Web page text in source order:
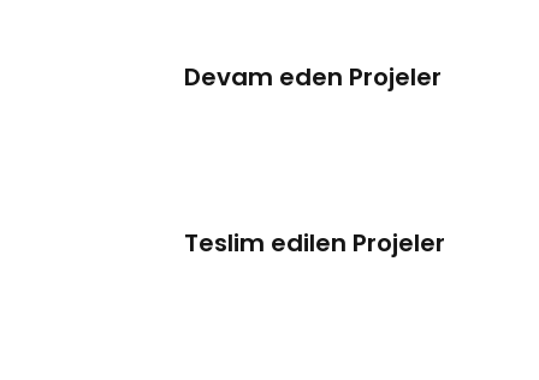
Devam eden Projeler
Teslim edilen Projeler